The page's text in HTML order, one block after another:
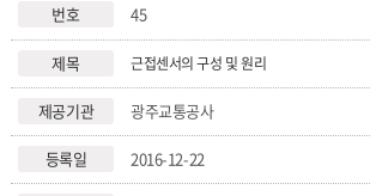
45
근접센서의 구성 및 원리
광주교통공사
2016-12-22